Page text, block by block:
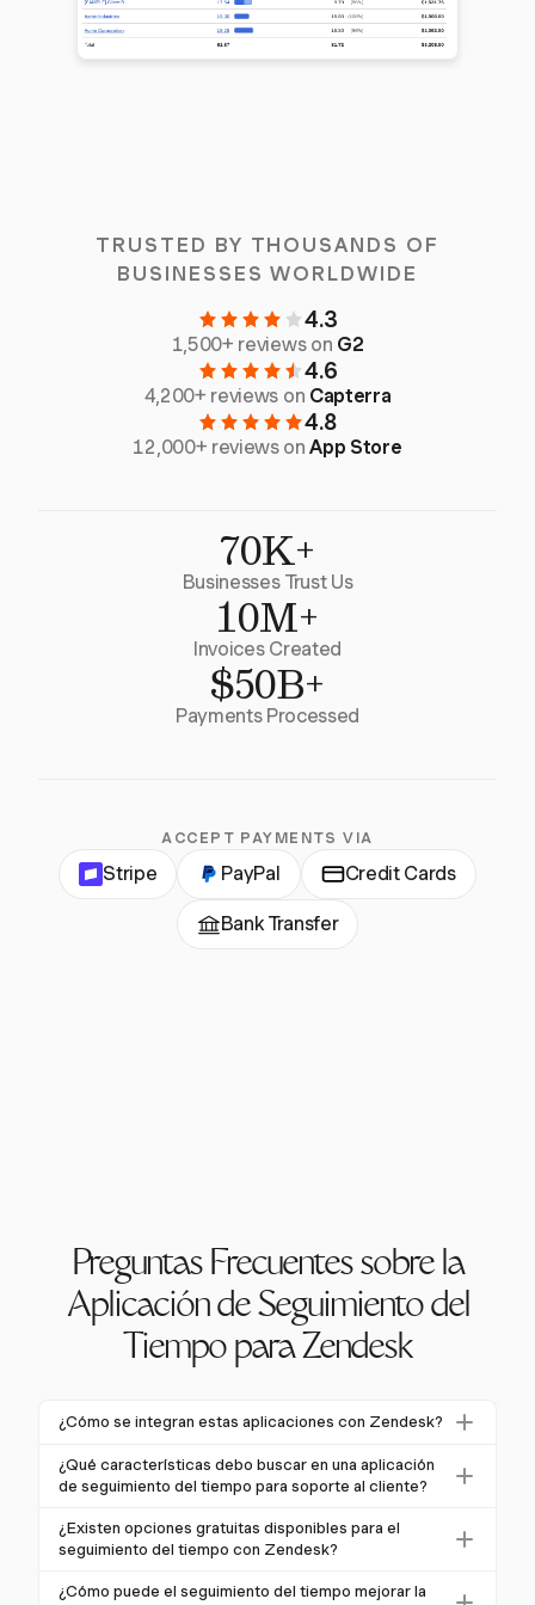
TRUSTED BY THOUSANDS OF
BUSINESSES WORLDWIDE
4.3
1,500+ reviews on G2
4.6
4,200+ reviews on Capterra
4.8
12,000+ reviews onApp Store
70K+
Businesses Trust Us
10M+
Invoices Created
$50B+
Payments Processed
ACCEPT PAYMENTS VIA
Stripe PayPal Credit Cards
Bank Transfer
Preguntas Frecuentes sobre la
Aplicación de Seguimiento del
Tiempo para Zendesk
¿Cómo se integran estas aplicaciones con Zendesk?
Las aplicaciones de seguimiento del tiempo se
integran con Zendesk a través del Mercado de
API directas. Estos métodos permiten un seguimiento
fluido del tiempo en los tickets, mejorando la
eficiencia operativa.
¿Qué características debo buscar en una aplicación
de seguimiento del tiempo para soporte al cliente?
Busca características como seguimiento con un solo
clic, captura automática de tiempo y opciones de
informes, presupuestación, facturación y monitoreo
¿Existen opciones gratuitas disponibles para el
seguimiento del tiempo con Zendesk?
Sí, muchas soluciones de seguimiento del tiempo
¿Cómo puede el seguimiento del tiempo mejorar la